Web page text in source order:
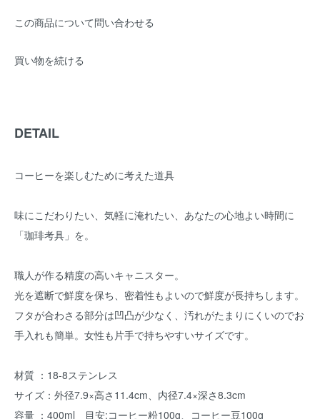
この商品について問い合わせる
買い物を続ける
DETAIL
コーヒーを楽しむために考えた道具
味にこだわりたい、気軽に淹れたい、あなたの心地よい時間に
「珈琲考具」を。
職人が作る精度の高いキャニスター。
光を遮断で鮮度を保ち、密着性もよいので鮮度が長持ちします。
フタが合わさる部分は凹凸が少なく、汚れがたまりにくいのでお
手入れも簡単。女性も片手で持ちやすいサイズです。
材質 ：18-8ステンレス
サイズ：外径7.9×高さ11.4cm、内径7.4×深さ8.3cm
容量 ：400ml 目安:コーヒー粉100g、コーヒー豆100g